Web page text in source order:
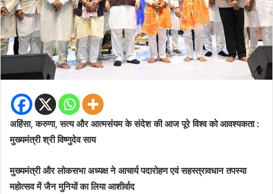
अहिंसा, करुणा, सत्य और आत्मसंयम के संदेश की आज पूरे विश्व को आवश्यकता :
मुख्यमंत्री श्री विष्णुदेव साय
मुख्यमंत्री और लोकसभा अध्यक्ष ने आचार्य पदारोहण एवं सहस्त्रावधान तपस्या
महोत्सव में जैन मुनियों का लिया आशीर्वाद